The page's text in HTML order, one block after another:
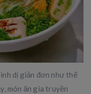
dị giản đơn như thế
món ăn gia truyền